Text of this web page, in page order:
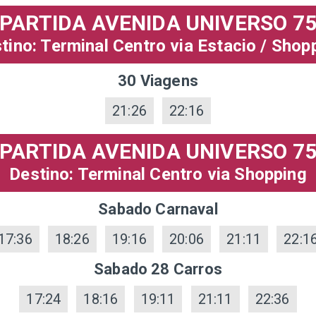
PARTIDA AVENIDA UNIVERSO 75
Terminal Centro via Estacio /
30 Viagens
21:26 22:16
PARTIDA AVENIDA UNIVERSO 75
Destino: Terminal Centro via Shopping
Sabado Carnaval
18:26 19:16 20:06 21:11
Sabado 28 Carros
17:24 18:16 19:11 21:11 22:36